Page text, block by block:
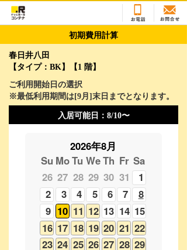
初期費用計算
春日井八田
【タイプ：BK】【1 階】
ご利用開始日の選択
※最低利用期間は[9月]末日までとなります。
入居可能日： 8/10〜
2026年8月
29 30 31
2 3 4 5 6 7
9 10 11 12 13 14 15
16 17 18 19 20 21 22
23 24 25 26 27 28 29
30 31 1 2 3 4
5
2026年9月
SuMo Tu WeTh Fr Sa